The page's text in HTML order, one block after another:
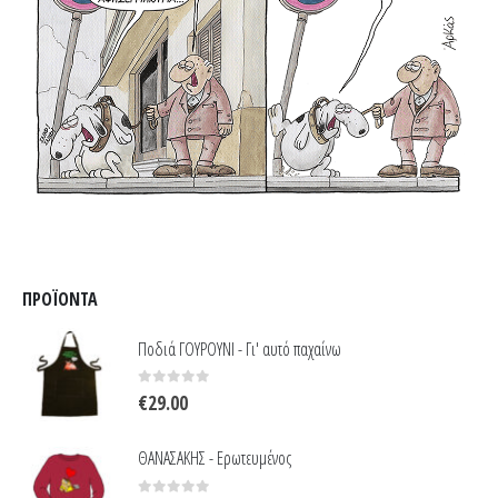
ΠΡΟΪΌΝΤΑ
Ποδιά ΓΟΥΡΟΥΝΙ - Γι' αυτό παχαίνω
0out of 5
€29.00
ΘΑΝΑΣΑΚΗΣ - Ερωτευμένος